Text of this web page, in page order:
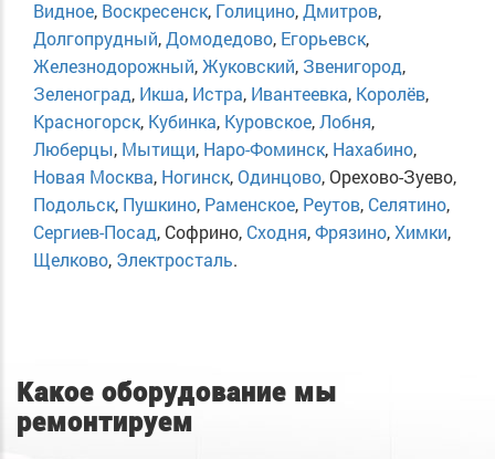
Видное, Воскресенск, Голицино,Дмитров,
Долгопрудный,Домодедово, Егорьевск,
Железнодорожный,Жуковский, Звенигород,
Зеленоград, Икша, Истра, Ивантеевка, Королёв,
Красногорск, Кубинка, Куровское,Лобня,
Люберцы, Мытищи, Наро-Фоминск, Нахабино,
Новая Москва, Ногинск, Одинцово, Орехово-Зуево,
Подольск, Пушкино, Раменское, Реутов, Селятино,
Сергиев-Посад, Софрино, Сходня,Фрязино,Химки,
Щелково, Электросталь.
Какое оборудование мы
ремонтируем